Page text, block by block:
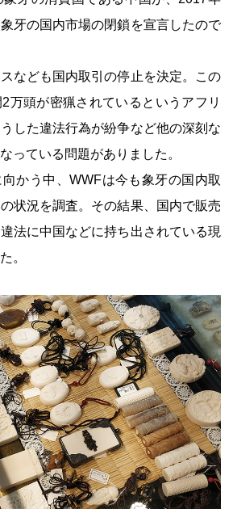
牙の国内市場の閉鎖を宣言したので
なども国内取引の停止を決定。この
万頭が密猟されているというアフリ
した違法行為が紛争など他の深刻な
っている問題がありました。
かう中、WWFは今も象牙の国内取
状況を調査。その結果、国内で販売
法に中国などに持ち出されている現
。